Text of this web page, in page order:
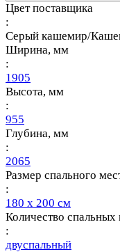
Цвет поставщика
:
Серый кашемир/
Ширина, мм
:
1905
Высота, мм
:
955
Глубина, мм
:
2065
Размер спального
:
180 х 200 см
Количество спальных
:
двуспальный